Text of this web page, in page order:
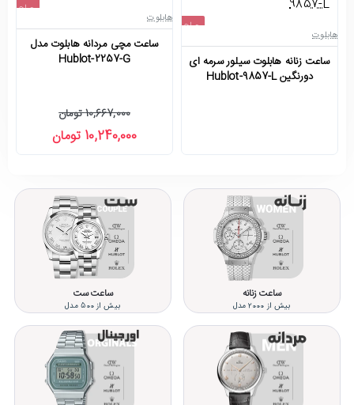
حراج
اتمام موجودی
هابلوت
ساعت زنانه هابلوت سیلور سرمه ای
دورنگین Hublot-9857-L
حراج
-4%
هابلوت
ساعت مچی مردانه هابلوت مدل
Hublot-2257-G
10,240,000 تومان
10,667,000 تومان
ساعت زنانه
بیش از 2000 مدل
ساعت ست
بیش از 500 مدل